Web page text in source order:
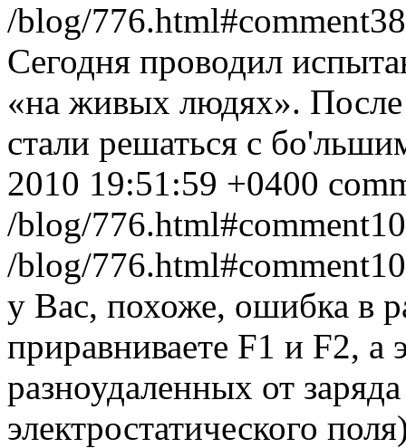
/blog/
Сегодня проводил
«на живых людях». После
стали решаться с
2010 19:51:59 +0400
/blog/
/blog/
у Вас, похоже, ошибка в
приравниваете F1 и F2, а
разноудаленных от
электростатического